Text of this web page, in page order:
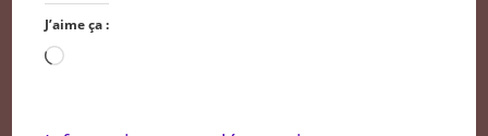
J’aime ça :
Chargement…